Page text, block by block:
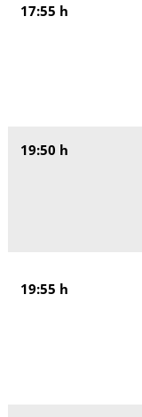
17:55 h
19:50 h
19:55 h